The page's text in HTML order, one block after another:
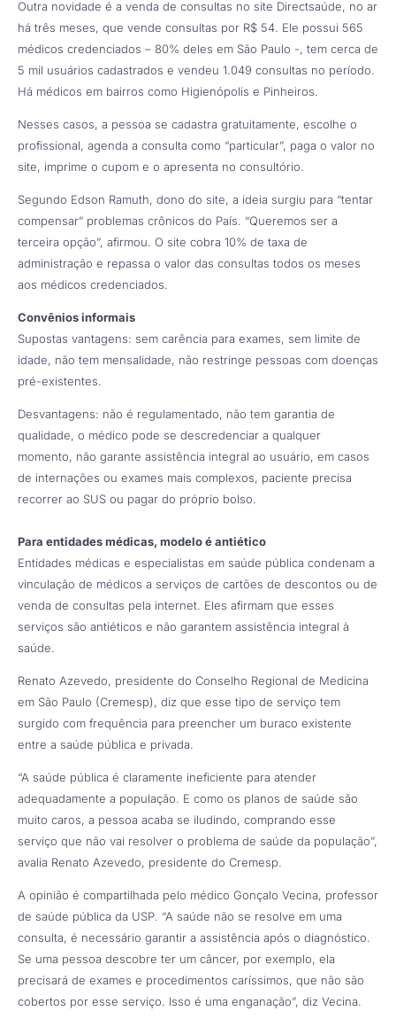
Outra novidade é a venda de consultas no site Directsaúde, no ar
há três meses, que vende consultas por R$ 54. Ele possui 565
médicos credenciados – 80% deles em São Paulo -, tem cerca de
5 mil usuários cadastrados e vendeu 1.049 consultas no período.
Há médicos em bairros como Higienópolis e Pinheiros.
Nesses casos, a pessoa se cadastra gratuitamente, escolhe o
profissional, agenda a consulta como “particular”, paga o valor no
site, imprime o cupom e o apresenta no consultório.
Segundo Edson Ramuth, dono do site, a ideia surgiu para “tentar
compensar” problemas crônicos do País. “Queremos ser a
terceira opção”, afirmou. O site cobra 10% de taxa de
administração e repassa o valor das consultas todos os meses
aos médicos credenciados.
Convênios informais
Supostas vantagens: sem carência para exames, sem limite de
idade, não tem mensalidade, não restringe pessoas com doenças
pré-existentes.
Desvantagens: não é regulamentado, não tem garantia de
qualidade, o médico pode se descredenciar a qualquer
momento, não garante assistência integral ao usuário, em casos
de internações ou exames mais complexos, paciente precisa
recorrer ao SUS ou pagar do próprio bolso.
Para entidades médicas, modelo é antiético
Entidades médicas e especialistas em saúde pública condenam a
vinculação de médicos a serviços de cartões de descontos ou de
venda de consultas pela internet. Eles afirmam que esses
serviços são antiéticos e não garantem assistência integral à
saúde.
Renato Azevedo, presidente do Conselho Regional de Medicina
em São Paulo (Cremesp), diz que esse tipo de serviço tem
surgido com frequência para preencher um buraco existente
entre a saúde pública e privada.
“A saúde pública é claramente ineficiente para atender
adequadamente a população. E como os planos de saúde são
muito caros, a pessoa acaba se iludindo, comprando esse
serviço que não vai resolver o problema de saúde da população”,
avalia Renato Azevedo, presidente do Cremesp.
A opinião é compartilhada pelo médico Gonçalo Vecina, professor
de saúde pública da USP. “A saúde não se resolve em uma
consulta, é necessário garantir a assistência após o diagnóstico.
Se uma pessoa descobre ter um câncer, por exemplo, ela
precisará de exames e procedimentos caríssimos, que não são
cobertos por esse serviço. Isso é uma enganação”, diz Vecina.